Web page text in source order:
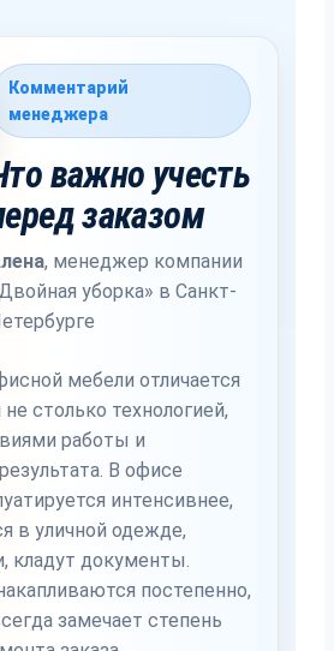
Комментарий
менеджера
важно учесть
заказом
, менеджер компании
уборка» в Санкт-
мебели отличается
столько технологией,
работы и
В офисе
интенсивнее,
в уличной одежде,
кладут документы.
постепенно,
замечает степень